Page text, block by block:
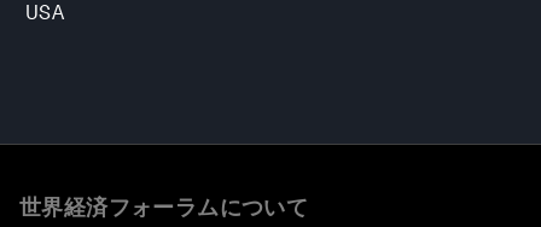
USA
世界経済フォーラムについて